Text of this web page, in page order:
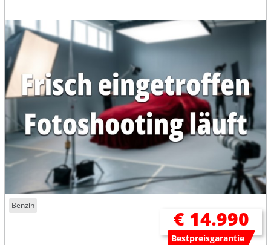
Benzin
€ 14.990
Bestpreisgarantie